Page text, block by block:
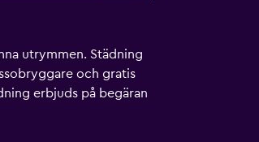
utrymmen. Städning
och gratis
erbjuds på begäran